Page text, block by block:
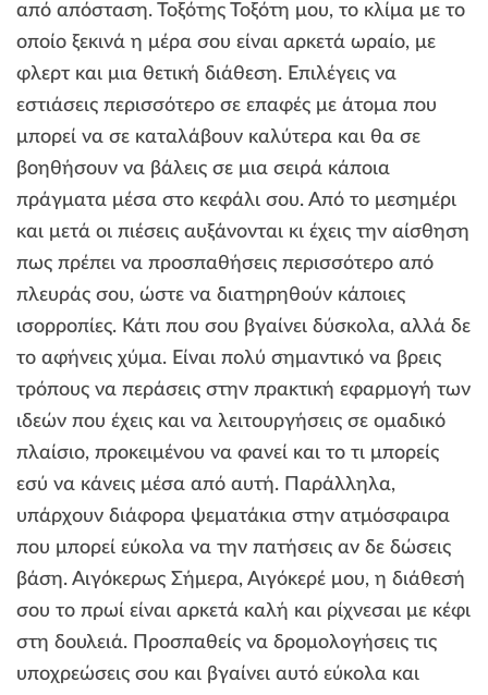
από απόσταση. Τοξότης Τοξότη μου, το κλίμα με το
οποίο ξεκινά η μέρα σου είναι αρκετά ωραίο, με
φλερτ και μια θετική διάθεση. Επιλέγεις να
εστιάσεις περισσότερο σε επαφές με άτομα που
μπορεί να σε καταλάβουν καλύτερα και θα σε
βοηθήσουν να βάλεις σε μια σειρά κάποια
πράγματα μέσα στο κεφάλι σου. Από το μεσημέρι
και μετά οι πιέσεις αυξάνονται κι έχεις την αίσθηση
πως πρέπει να προσπαθήσεις περισσότερο από
πλευράς σου, ώστε να διατηρηθούν κάποιες
ισορροπίες. Κάτι που σου βγαίνει δύσκολα, αλλά δε
το αφήνεις χύμα. Είναι πολύ σημαντικό να βρεις
τρόπους να περάσεις στην πρακτική εφαρμογή των
ιδεών που έχεις και να λειτουργήσεις σε ομαδικό
πλαίσιο, προκειμένου να φανεί και το τι μπορείς
εσύ να κάνεις μέσα από αυτή. Παράλληλα,
υπάρχουν διάφορα ψεματάκια στην ατμόσφαιρα
που μπορεί εύκολα να την πατήσεις αν δε δώσεις
βάση. Αιγόκερως Σήμερα, Αιγόκερέ μου, η διάθεσή
σου το πρωί είναι αρκετά καλή και ρίχνεσαι με κέφι
στη δουλειά. Προσπαθείς να δρομολογήσεις τις
υποχρεώσεις σου και βγαίνει αυτό εύκολα και